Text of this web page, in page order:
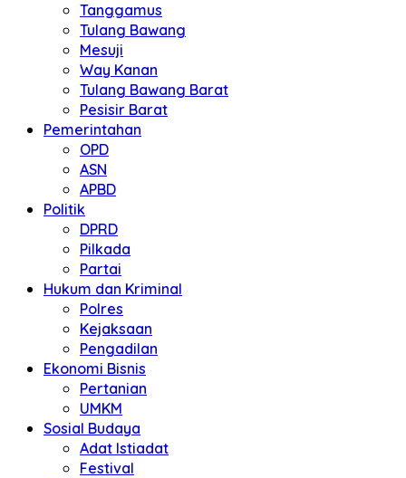
Tanggamus
Tulang Bawang
Mesuji
Way Kanan
Tulang Bawang Barat
Pesisir Barat
Pemerintahan
OPD
ASN
APBD
Politik
DPRD
Pilkada
Partai
Hukum dan Kriminal
Polres
Kejaksaan
Pengadilan
Ekonomi Bisnis
Pertanian
UMKM
Sosial Budaya
Adat Istiadat
Festival